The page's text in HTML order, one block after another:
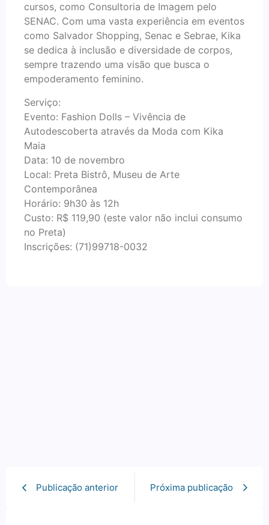
cursos, como Consultoria de Imagem pelo
SENAC. Com uma vasta experiência em eventos
como Salvador Shopping, Senac e Sebrae, Kika
se dedica à inclusão e diversidade de corpos,
sempre trazendo uma visão que busca o
empoderamento feminino.
Serviço:
Evento: Fashion Dolls – Vivência de
Autodescoberta através da Moda com Kika
Maia
Data: 10 de novembro
Local: Preta Bistrô, Museu de Arte
Contemporânea
Horário: 9h30 às 12h
Custo: R$ 119,90 (este valor não inclui consumo
no Preta)
Inscrições: (71)99718-0032
Publicação anterior Próxima publicação